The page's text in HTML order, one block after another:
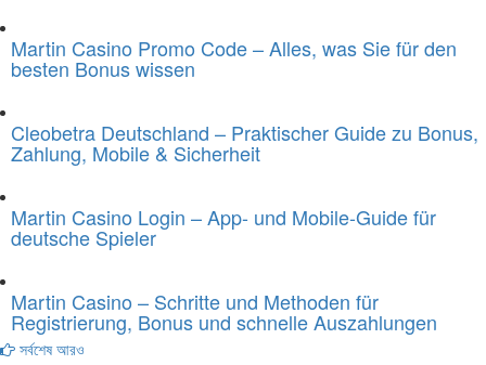
Martin Casino Promo Code – Alles, was Sie für den
besten Bonus wissen
Cleobetra Deutschland – Praktischer Guide zu Bonus,
Zahlung, Mobile & Sicherheit
Martin Casino Login – App- und Mobile-Guide für
deutsche Spieler
Martin Casino – Schritte und Methoden für
Registrierung, Bonus und schnelle Auszahlungen
সর্বশেষ আরও